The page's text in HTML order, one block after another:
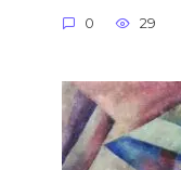
0 29